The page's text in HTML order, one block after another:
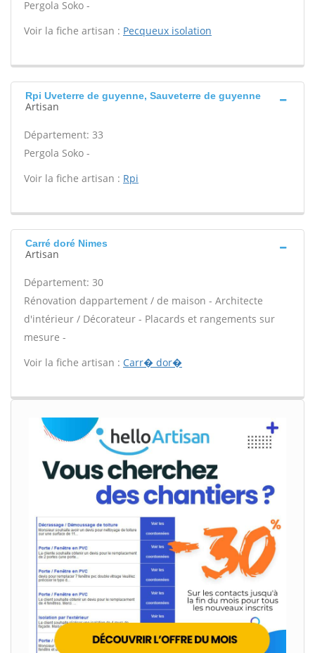
Pergola Soko -
Voir la fiche artisan : Pecqueux isolation
Rpi Uveterre de guyenne, Sauveterre de guyenne
Artisan
Département: 33
Pergola Soko -
Voir la fiche artisan : Rpi
Carré doré Nimes
Artisan
Département: 30
Rénovation dappartement / de maison - Architecte
d'intérieur / Décorateur - Placards et rangements sur
mesure -
Voir la fiche artisan : Carr� dor�